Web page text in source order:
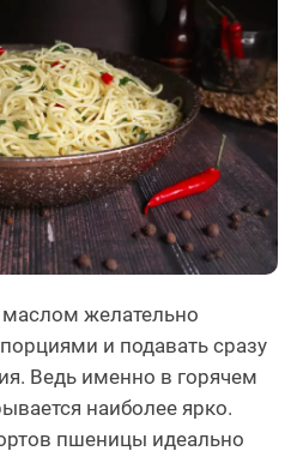
маслом желательно
и подавать сразу
Ведь именно в горячем
наиболее ярко.
пшеницы идеально